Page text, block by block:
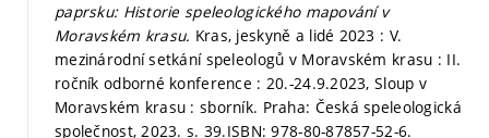
paprsku: Historie speleologického mapování v
Moravském krasu. Kras, jeskyně a lidé 2023 : V.
mezinárodní setkání speleologů v Moravském krasu : II.
ročník odborné konference : 20.-24.9.2023, Sloup v
Moravském krasu : sborník. Praha: Česká speleologická
společnost, 2023.s. 39.ISBN: 978-80-87857-52-6.